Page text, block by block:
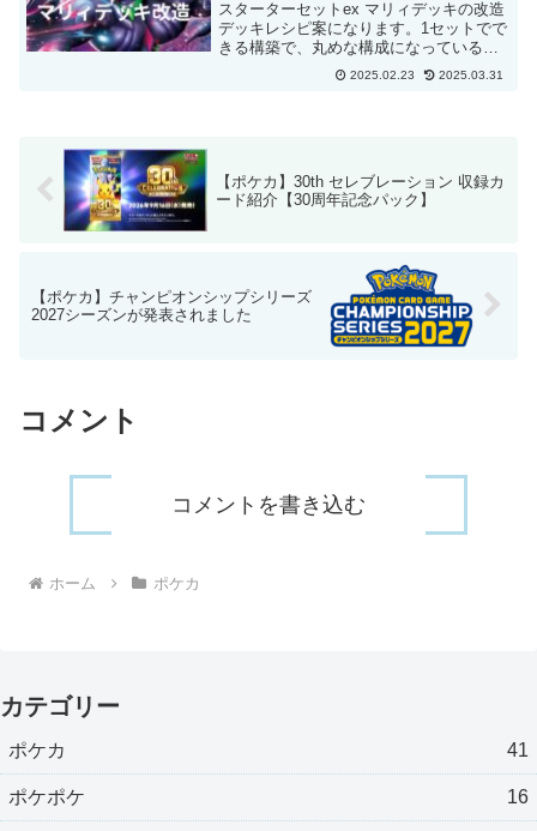
スターターセットex マリィデッキの改造
デッキレシピ案になります。1セットでで
きる構築で、丸めな構成になっていると
2025.02.23 2025.03.31
【ポケカ】30th セレブレーション 収録カ
ード紹介【30周年記念パック】
【ポケカ】チャンピオンシップシリーズ
2027シーズンが発表されました
コメント
コメントを書き込む
ホーム ポケカ
カテゴリー
ポケカ 41
ポケポケ 16